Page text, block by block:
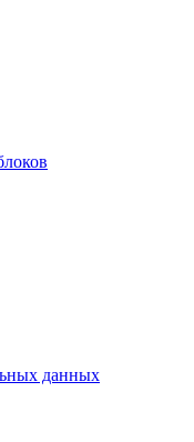
данных